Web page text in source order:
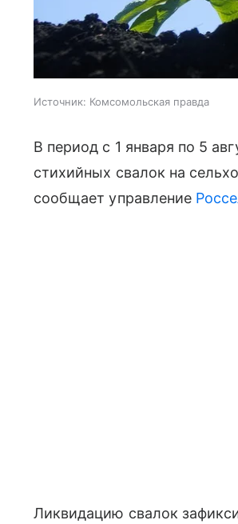
Источник: Комсомольская правда
В период с 1 января по 5
стихийных свалок на
сообщает управление
Ликвидацию свалок